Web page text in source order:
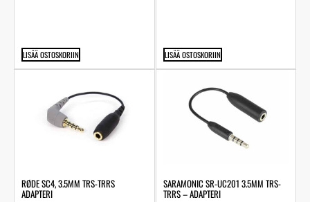
LISÄÄ OSTOSKORIIN LISÄÄ OSTOSKORIIN
RØDE SC4, 3.5MM TRS-TRRS
ADAPTERI
SARAMONIC SR-UC201 3.5MM TRS-
TRRS – ADAPTERI